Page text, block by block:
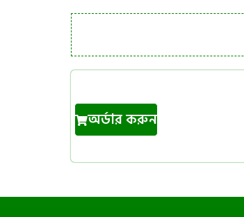
অর্ডার করুন